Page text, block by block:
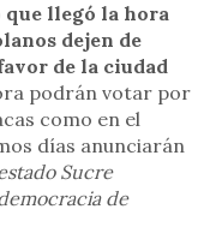
llegó la hora
dejen de
de la ciudad
podrán votar por
como en el
días anunciarán
Sucre
de